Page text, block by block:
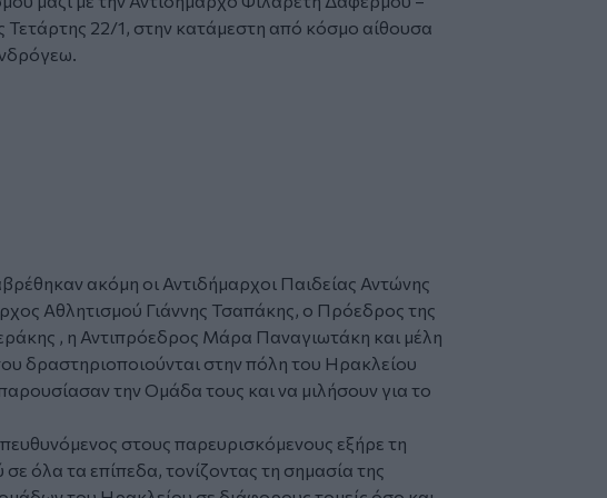
22/1, στην κατάμεστη από κόσμο αίθουσα
ακόμη οι Αντιδήμαρχοι Παιδείας Αντώνης
Αθλητισμού Γιάννης Τσαπάκης, ο Πρόεδρος της
, η Αντιπρόεδρος Μάρα Παναγιωτάκη και μέλη
δραστηριοποιούνται στην πόλη του Ηρακλείου
την Ομάδα τους και να μιλήσουν για το
στους παρευρισκόμενους εξήρε τη
όλα τα επίπεδα, τονίζοντας τη σημασία της